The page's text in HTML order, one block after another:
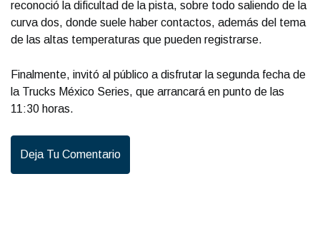
reconoció la dificultad de la pista, sobre todo saliendo de la
curva dos, donde suele haber contactos, además del tema
de las altas temperaturas que pueden registrarse.
Finalmente, invitó al público a disfrutar la segunda fecha de
la Trucks México Series, que arrancará en punto de las
11:30 horas.
Deja Tu Comentario